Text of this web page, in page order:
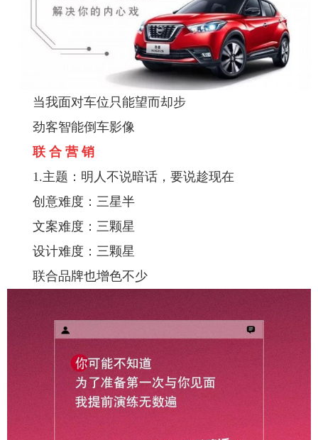
当我面对车位只能望而却步
劲客智能倒车影像
联 合 营 销
1.主题：明人不说暗话，要说趁现在
创意难度：三星半
文案难度：三颗星
设计难度：三颗星
联合品牌也增色不少